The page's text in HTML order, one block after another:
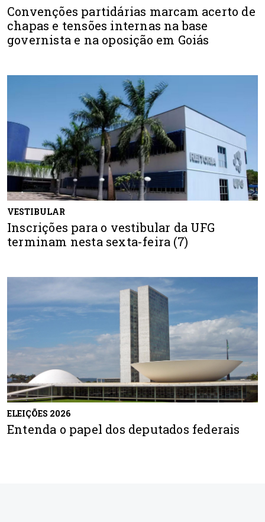
Convenções partidárias marcam acerto de
chapas e tensões internas na base
governista e na oposição em Goiás
VESTIBULAR
Inscrições para o vestibular da UFG
terminam nesta sexta-feira (7)
ELEIÇÕES 2026
Entenda o papel dos deputados federais